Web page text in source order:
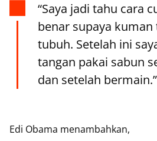
“Saya jadi tahu cara
benar supaya
tubuh. Setelah ini
tangan pakai sabun
dan setelah bermain.”
Edi Obama menambahkan,